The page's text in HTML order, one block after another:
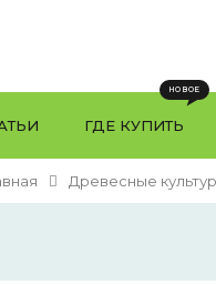
ГДЕ КУПИТЬ
Древесные